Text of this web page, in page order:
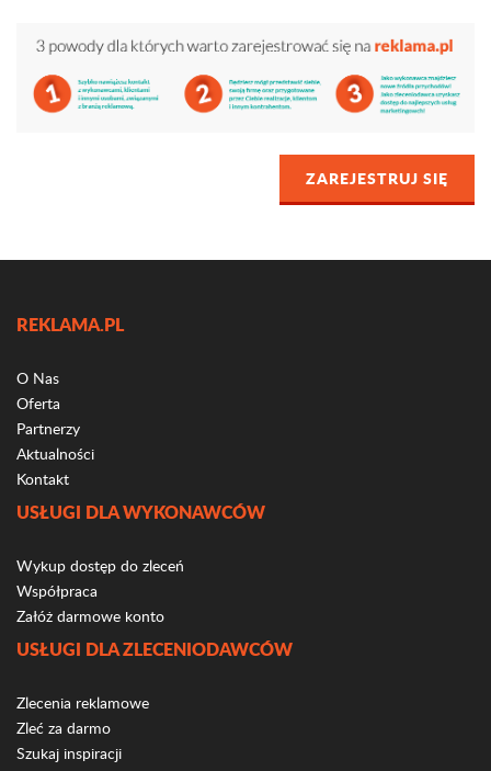
ZAREJESTRUJ SIĘ
REKLAMA.PL
O Nas
Oferta
Partnerzy
Aktualności
Kontakt
USŁUGI DLA WYKONAWCÓW
Wykup dostęp do zleceń
Współpraca
Załóż darmowe konto
USŁUGI DLA ZLECENIODAWCÓW
Zlecenia reklamowe
Zleć za darmo
Szukaj inspiracji